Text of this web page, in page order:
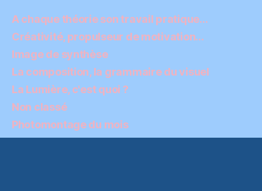
A chaque théorie son travail pratique…
Créativité, propulseur de motivation…
Image de synthèse
La composition, la grammaire du visuel
La Lumière, c'est quoi ?
Non classé
Photomontage du mois